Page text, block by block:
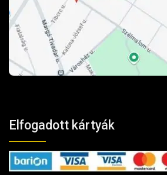
Elfogadott kártyák